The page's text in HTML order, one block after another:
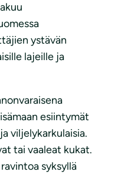
ystävän
lajeille ja
esiintymät
viljelykarkulaisia.
tai vaaleat kukat.
syksyllä